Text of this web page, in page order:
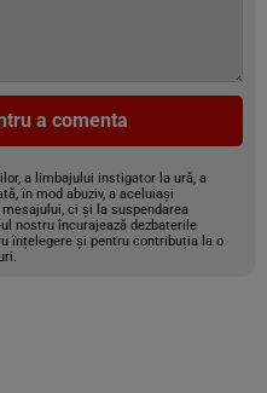
a comenta
a limbajului instigator la ură, a
în mod abuziv, a aceluiași
ci și la suspendarea
nostru încurajează dezbaterile
înțelegere și pentru contribuția la o